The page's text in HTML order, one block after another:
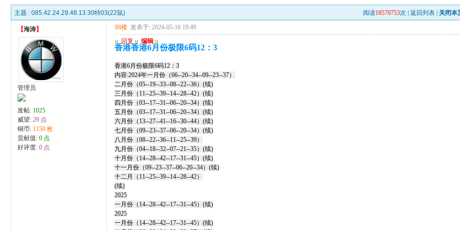
主题 :085.42.24.29.48.13.30特03(22鼠) 阅读18570753次 |返回列表 关闭本
【海涛】
管理员
发帖: 1025
威望:29 点
铜币: 1150 枚
贡献值:0 点
好评度:0 点
88楼 发表于: 2024-05-16 19:49
u 回复 u 编辑 u
香港香港6月份极限6码12：3
香港6月份极限6码12：3
内容:2024年一月份（06--20--34--09--23--37）
二月份（05--19--33--08--22--36）(续)
三月份（11--25--39--14--28--42）(续)
四月份（03--17--31--06--20--34）(续)
五月份（03--17--31--06--20--34）(续)
六月份（13--27--41--16--30--44）(续)
七月份（09--23--37--06--20--34）(续)
八月份（08--22--36--11--25--39）
九月份（04--18--32--07--21--35）(续)
十月份（14--28--42--17--31--45）(续)
十一月份（09--23--37--06--20--34）(续)
十二月（11--25--39--14--28--42）
(续)
2025
一月份（14--28--42--17--31--45）(续)
2025
一月份（14--28--42--17--31--45）(续)